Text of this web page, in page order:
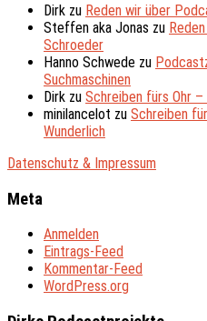
Dirk zu Reden wir über
Steffen aka Jonas zu
Schroeder
Hanno Schwede zu
Suchmaschinen
Dirk zu Schreiben fürs Ohr
minilancelot zu Schreiben
Wunderlich
Datenschutz & Impressum
Meta
Anmelden
Eintrags-Feed
Kommentar-Feed
WordPress.org